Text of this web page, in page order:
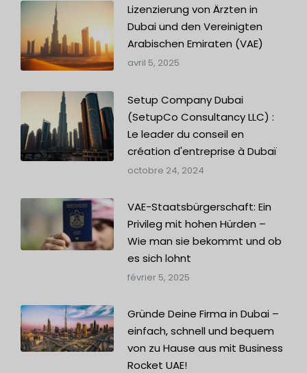
Lizenzierung von Ärzten in
Dubai und den Vereinigten
Arabischen Emiraten (VAE)
avril 5, 2025
Setup Company Dubai
(SetupCo Consultancy LLC) :
Le leader du conseil en
création d'entreprise à Dubaï
octobre 24, 2024
VAE-Staatsbürgerschaft: Ein
Privileg mit hohen Hürden –
Wie man sie bekommt und ob
es sich lohnt
février 5, 2025
Gründe Deine Firma in Dubai –
einfach, schnell und bequem
von zu Hause aus mit Business
Rocket UAE!